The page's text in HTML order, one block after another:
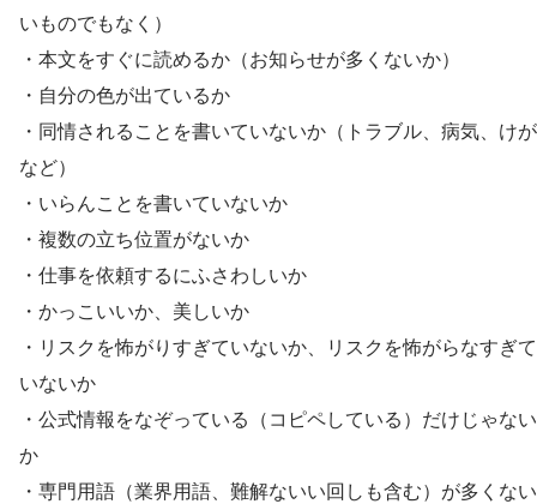
いものでもなく）
・本文をすぐに読めるか（お知らせが多くないか）
・自分の色が出ているか
・同情されることを書いていないか（トラブル、病気、けが
など）
・いらんことを書いていないか
・複数の立ち位置がないか
・仕事を依頼するにふさわしいか
・かっこいいか、美しいか
・リスクを怖がりすぎていないか、リスクを怖がらなすぎて
いないか
・公式情報をなぞっている（コピペしている）だけじゃない
か
・専門用語（業界用語、難解ないい回しも含む）が多くない